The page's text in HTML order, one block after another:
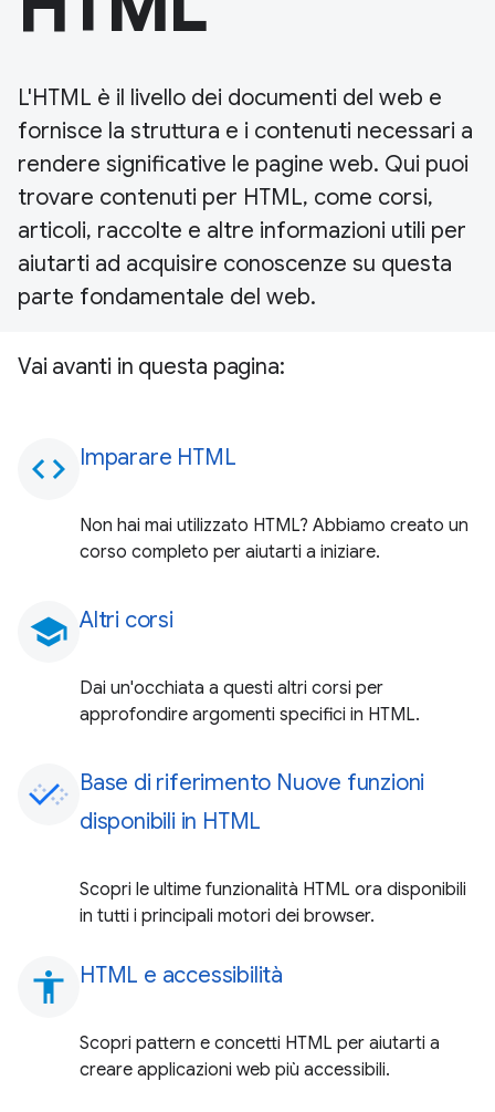
L'HTML è il livello dei documenti del web e
fornisce la struttura e i contenuti necessari a
rendere significative le pagine web. Qui puoi
trovare contenuti per HTML, come corsi,
articoli, raccolte e altre informazioni utili per
aiutarti ad acquisire conoscenze su questa
parte fondamentale del web.
Vai avanti in questa pagina:
code Imparare HTML
Non hai mai utilizzato HTML? Abbiamo creato un
corso completo per aiutarti a iniziare.
school Altri corsi
Dai un'occhiata a questi altri corsi per
approfondire argomenti specifici in HTML.
Base di riferimento Nuove funzioni
disponibili in HTML
Scopri le ultime funzionalità HTML ora disponibili
in tutti i principali motori dei browser.
accessibility HTML e accessibilità
Scopri pattern e concetti HTML per aiutarti a
creare applicazioni web più accessibili.